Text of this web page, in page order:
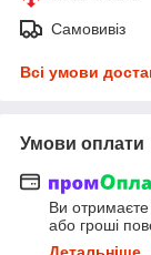
Самовивіз
Всі умови
Умови оплати
Ви
або гроші